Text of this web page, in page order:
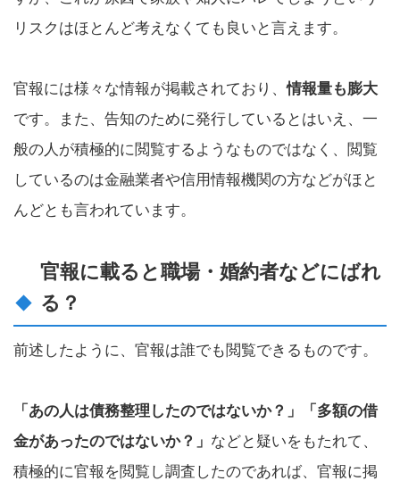
リスクはほとんど考えなくても良いと言えます。
官報には様々な情報が掲載されており、情報量も膨大
です。また、告知のために発行しているとはいえ、一
般の人が積極的に閲覧するようなものではなく、閲覧
しているのは金融業者や信用情報機関の方などがほと
んどとも言われています。
官報に載ると職場・婚約者などにばれ
る？
前述したように、官報は誰でも閲覧できるものです。
「あの人は債務整理したのではないか？」「多額の借
金があったのではないか？」 などと疑いをもたれて、
積極的に官報を閲覧し調査したのであれば、官報に掲